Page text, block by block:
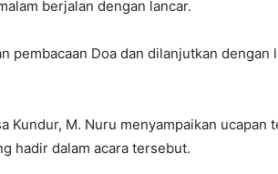
berjalan dengan lancar.
pembacaan Doa dan dilanjutkan dengan
Kundur, M. Nuru menyampaikan ucapan
hadir dalam acara tersebut.